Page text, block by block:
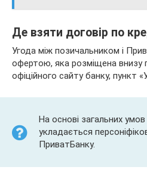
Де взяти договір по
Угода між позичальником і
офертою, яка розміщена внизу
офіційного сайту банку, пункт
На основі загальних
укладається
ПриватБанку.